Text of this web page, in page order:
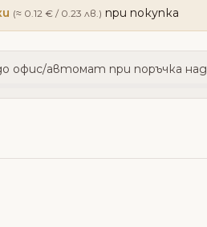
(≈ 0.12 € / 0.23 лв.) при покупка
офис/автомат при поръчка над